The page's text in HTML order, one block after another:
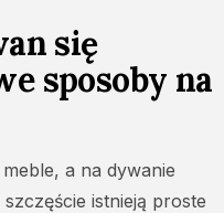
się
sposoby na
a na dywanie
istnieją proste